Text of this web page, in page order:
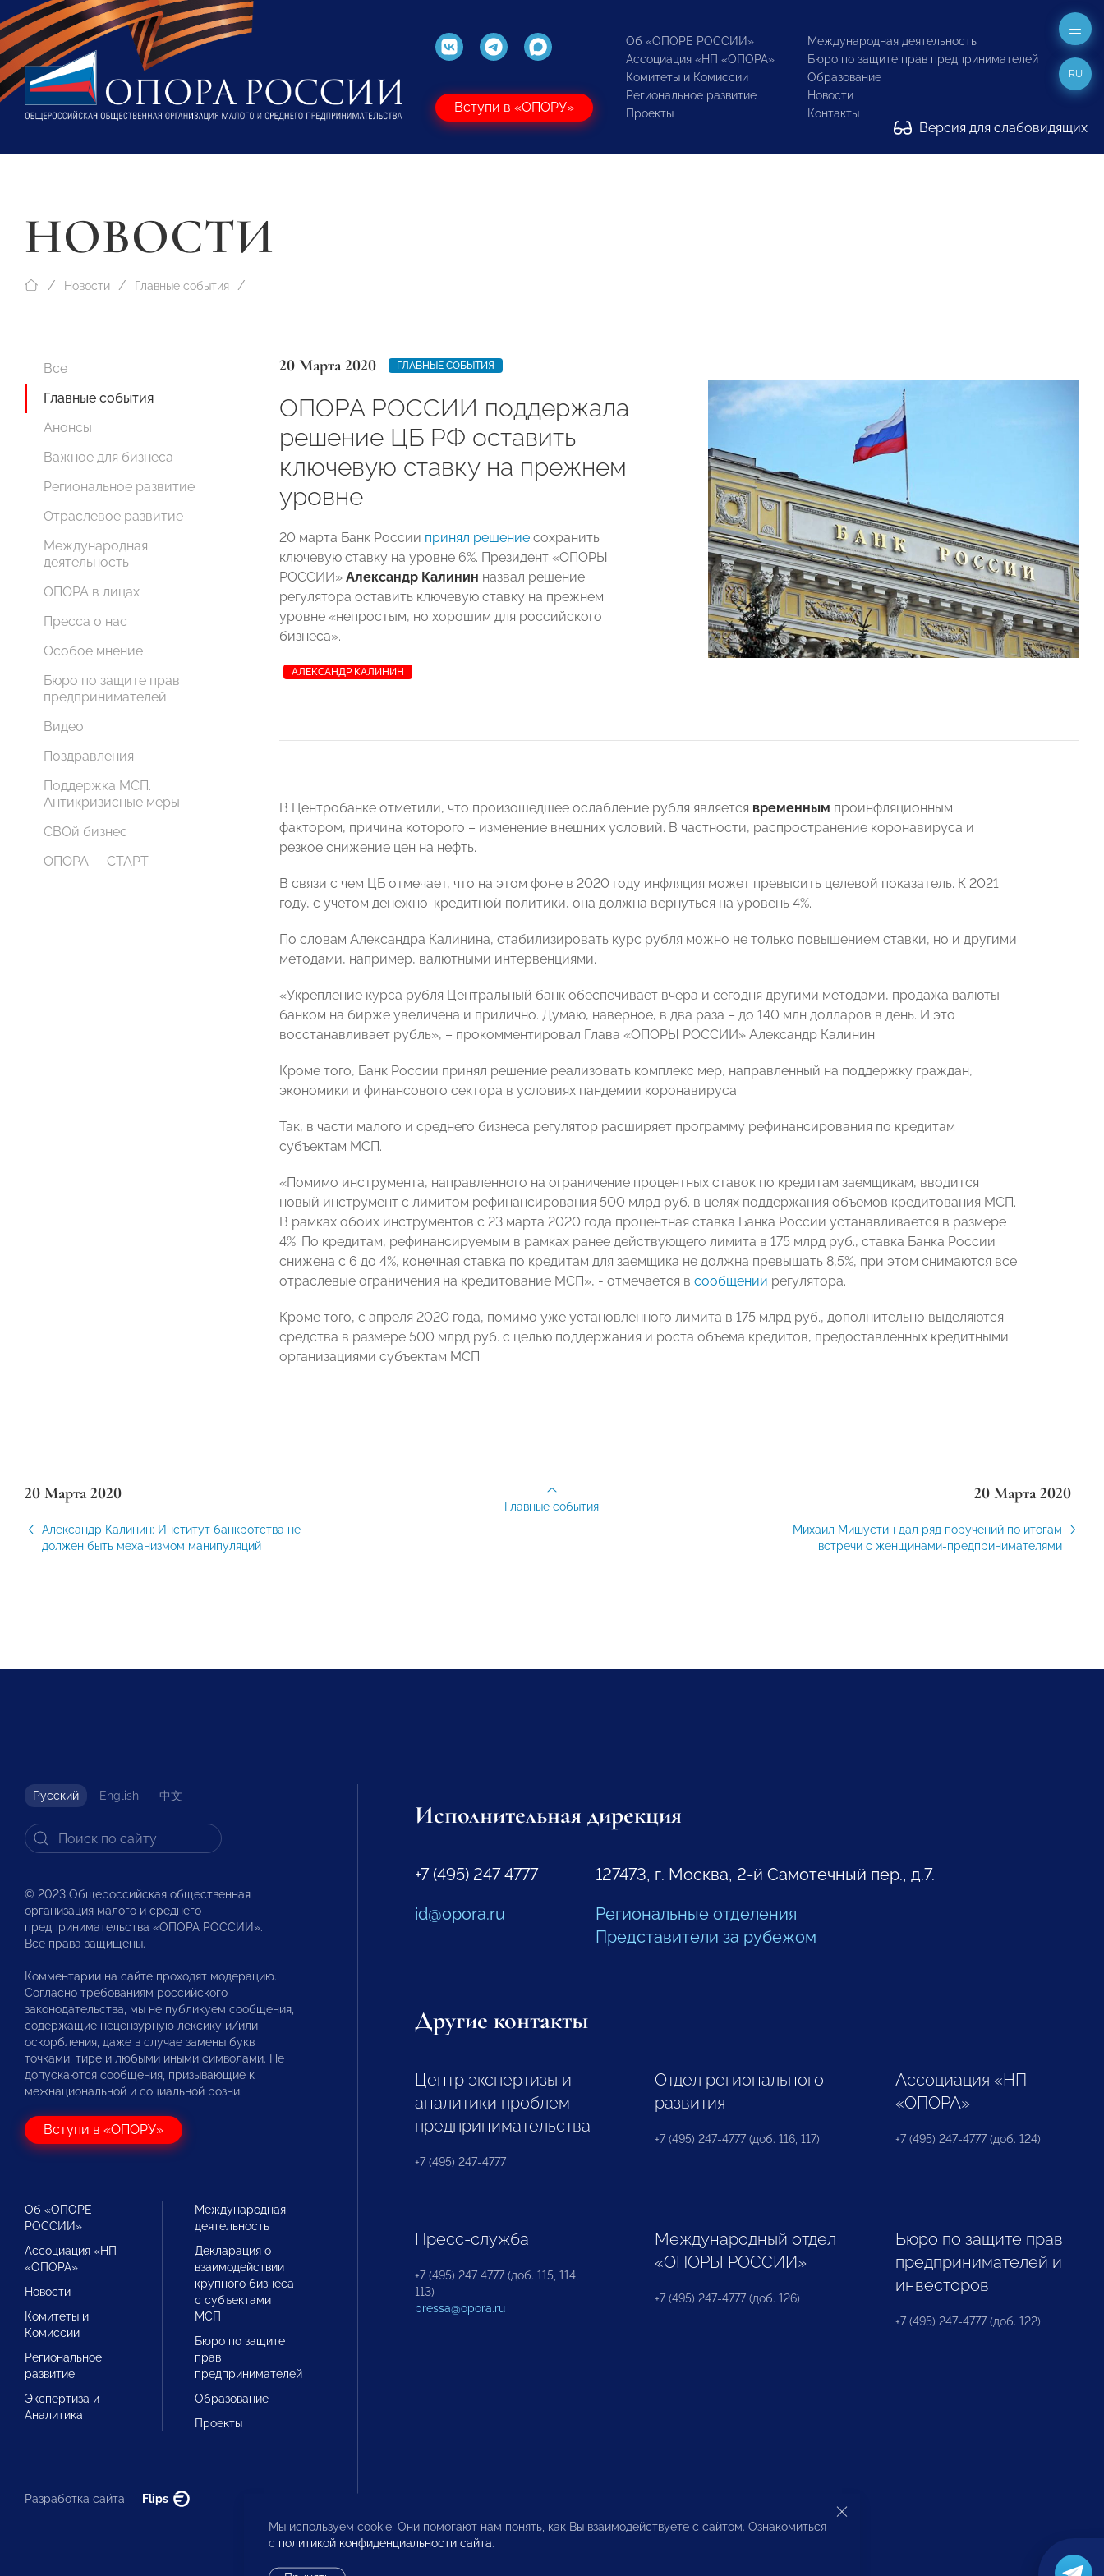
Вступи в «ОПОРУ»
Об «ОПОРЕ РОССИИ»
Ассоциация «НП «ОПОРА»
Комитеты и Комиссии
Региональное развитие
Проекты
Международная деятельность
Бюро по защите прав предпринимателей
Образование
Новости
Контакты
Версия для слабовидящих
RU
НОВОСТИ
Новости Главные события
Все
Главные события
Анонсы
Важное для бизнеса
Региональное развитие
Отраслевое развитие
Международная
деятельность
ОПОРА в лицах
Пресса о нас
Особое мнение
Бюро по защите прав
предпринимателей
Видео
Поздравления
Поддержка МСП.
Антикризисные меры
СВОй бизнес
ОПОРА — СТАРТ
20 Марта 2020 ГЛАВНЫЕ СОБЫТИЯ
ОПОРА РОССИИ поддержала
решение ЦБ РФ оставить
ключевую ставку на прежнем
уровне
20 марта Банк России принял решение сохранить
ключевую ставку на уровне 6%. Президент «ОПОРЫ
РОССИИ» Александр Калинин назвал решение
регулятора оставить ключевую ставку на прежнем
уровне «непростым, но хорошим для российского
бизнеса».
АЛЕКСАНДР КАЛИНИН
В Центробанке отметили, что произошедшее ослабление рубля является временным проинфляционным
фактором, причина которого – изменение внешних условий. В частности, распространение коронавируса и
резкое снижение цен на нефть.
В связи с чем ЦБ отмечает, что на этом фоне в 2020 году инфляция может превысить целевой показатель. К 2021
году, с учетом денежно-кредитной политики, она должна вернуться на уровень 4%.
По словам Александра Калинина, стабилизировать курс рубля можно не только повышением ставки, но и другими
методами, например, валютными интервенциями.
«Укрепление курса рубля Центральный банк обеспечивает вчера и сегодня другими методами, продажа валюты
банком на бирже увеличена и прилично. Думаю, наверное, в два раза – до 140 млн долларов в день. И это
восстанавливает рубль», – прокомментировал Глава «ОПОРЫ РОССИИ» Александр Калинин.
Кроме того, Банк России принял решение реализовать комплекс мер, направленный на поддержку граждан,
экономики и финансового сектора в условиях пандемии коронавируса.
Так, в части малого и среднего бизнеса регулятор расширяет программу рефинансирования по кредитам
субъектам МСП.
«Помимо инструмента, направленного на ограничение процентных ставок по кредитам заемщикам, вводится
новый инструмент с лимитом рефинансирования 500 млрд руб. в целях поддержания объемов кредитования МСП.
В рамках обоих инструментов с 23 марта 2020 года процентная ставка Банка России устанавливается в размере
4%. По кредитам, рефинансируемым в рамках ранее действующего лимита в 175 млрд руб., ставка Банка России
снижена с 6 до 4%, конечная ставка по кредитам для заемщика не должна превышать 8,5%, при этом снимаются все
отраслевые ограничения на кредитование МСП», - отмечается в сообщении регулятора.
Кроме того, с апреля 2020 года, помимо уже установленного лимита в 175 млрд руб., дополнительно выделяются
средства в размере 500 млрд руб. с целью поддержания и роста объема кредитов, предоставленных кредитными
организациями субъектам МСП.
20 Марта 2020
Александр Калинин: Институт банкротства не
должен быть механизмом манипуляций
20 Марта 2020
Михаил Мишустин дал ряд поручений по итогам
встречи с женщинами-предпринимателями
Главные события
Русский English 中文
© 2023 Общероссийская общественная
организация малого и среднего
предпринимательства «ОПОРА РОССИИ».
Все права защищены.
Комментарии на сайте проходят модерацию.
Согласно требованиям российского
законодательства, мы не публикуем сообщения,
содержащие нецензурную лексику и/или
оскорбления, даже в случае замены букв
точками, тире и любыми иными символами. Не
допускаются сообщения, призывающие к
межнациональной и социальной розни.
Вступи в «ОПОРУ»
Об «ОПОРЕ
РОССИИ»
Ассоциация «НП
«ОПОРА»
Новости
Комитеты и
Комиссии
Региональное
развитие
Экспертиза и
Аналитика
Международная
деятельность
Декларация о
взаимодействии
крупного бизнеса
с субъектами
МСП
Бюро по защите
прав
предпринимателей
Образование
Проекты
Разработка сайта — Flips
Исполнительная дирекция
+7 (495) 247 4777
id@opora.ru
127473, г. Москва, 2-й Самотечный пер., д.7.
Региональные отделения
Представители за рубежом
Другие контакты
Центр экспертизы и
аналитики проблем
предпринимательства
+7 (495) 247-4777
Отдел регионального
развития
+7 (495) 247-4777 (доб. 116, 117)
Ассоциация «НП
«ОПОРА»
+7 (495) 247-4777 (доб. 124)
Пресс-служба
+7 (495) 247 4777 (доб. 115, 114,
113)
pressa@opora.ru
Международный отдел
«ОПОРЫ РОССИИ»
+7 (495) 247-4777 (доб. 126)
Бюро по защите прав
предпринимателей и
инвесторов
+7 (495) 247-4777 (доб. 122)
Мы используем cookie. Они помогают нам понять, как Вы взаимодействуете с сайтом. Ознакомиться
с политикой конфиденциальности сайта.